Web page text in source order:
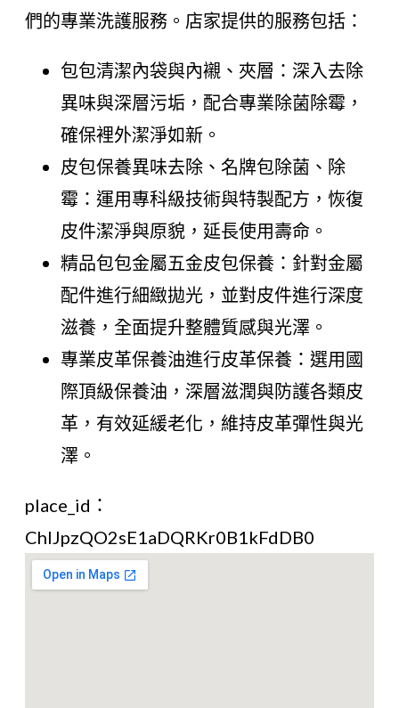
們的專業洗護服務。店家提供的服務包括：
包包清潔內袋與內襯、夾層：深入去除
異味與深層污垢，配合專業除菌除霉，
確保裡外潔淨如新。
皮包保養異味去除、名牌包除菌、除
霉：運用專科級技術與特製配方，恢復
皮件潔淨與原貌，延長使用壽命。
精品包包金屬五金皮包保養：針對金屬
配件進行細緻拋光，並對皮件進行深度
滋養，全面提升整體質感與光澤。
專業皮革保養油進行皮革保養：選用國
際頂級保養油，深層滋潤與防護各類皮
革，有效延緩老化，維持皮革彈性與光
澤。
place_id：
ChIJpzQO2sE1aDQRKr0B1kFdDB0